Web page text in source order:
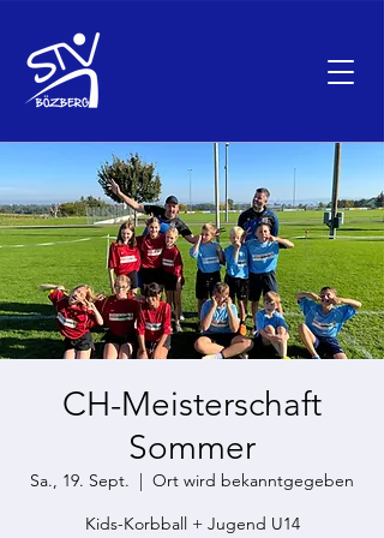
CH-Meisterschaft
Sommer
Sa., 19. Sept.
  |
Ort wird bekanntgegeben
Kids-Korbball + Jugend U14